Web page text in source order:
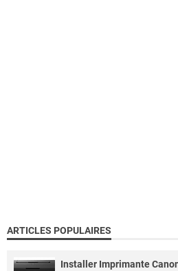
ARTICLES POPULAIRES
Installer Imprimante